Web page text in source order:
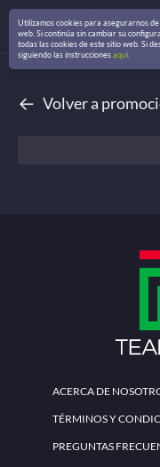
← Volver a
ACERCA DE
TÉRMINOS Y
PREGUNTAS
Utilizamos cookies para asegurarnos
web. Si continúa sin cambiar su
todas las cookies de este sitio web. Si
siguiendo las instruccionesaquí